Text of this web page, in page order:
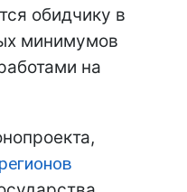
обидчику в
минимумов
на